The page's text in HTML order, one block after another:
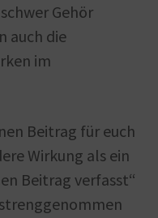
Gehör
auch die
im
Beitrag für euch
Wirkung als ein
Beitrag verfasst“